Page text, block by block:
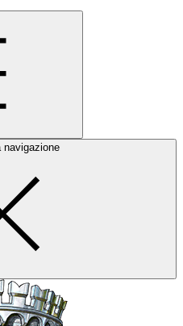
navigazione